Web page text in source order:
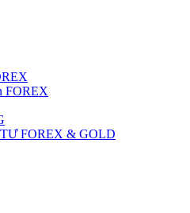
FOREX
FOREX & GOLD